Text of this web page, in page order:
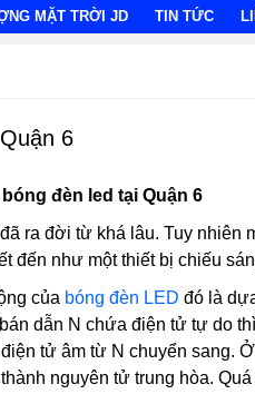
MẶT TRỜI JD TIN TỨC
6
đèn led tại Quận 6
ra đời từ khá lâu. Tuy
đến như một thiết bị chiếu
của bóng đèn LED đó là
dẫn N chứa điện tử tự do
tử âm từ N chuyển sang.
nguyên tử trung hòa.